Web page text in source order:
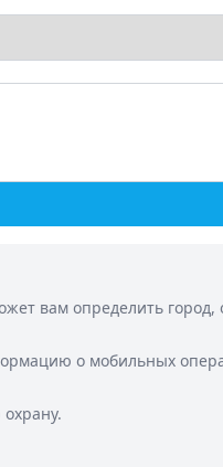
вам определить город,
о мобильных